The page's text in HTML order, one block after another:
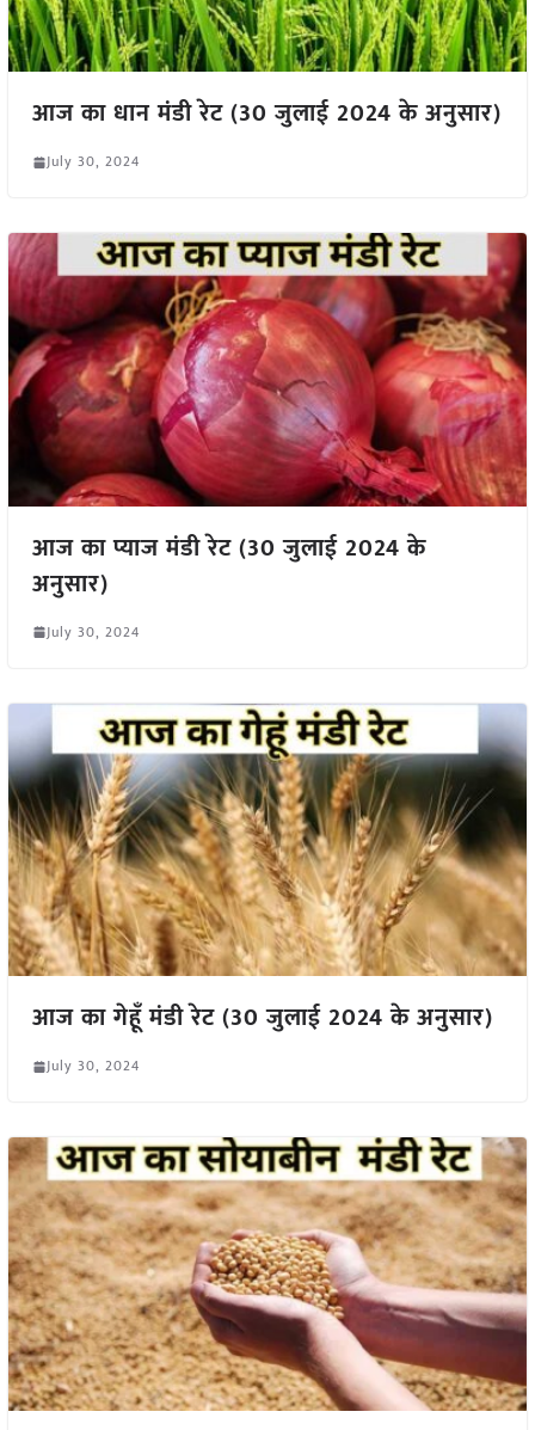
आज का धान मंडी रेट (30 जुलाई 2024 के अनुसार)
July 30, 2024
आज का प्याज मंडी रेट (30 जुलाई 2024 के
अनुसार)
July 30, 2024
आज का गेहूँ मंडी रेट (30 जुलाई 2024 के अनुसार)
July 30, 2024